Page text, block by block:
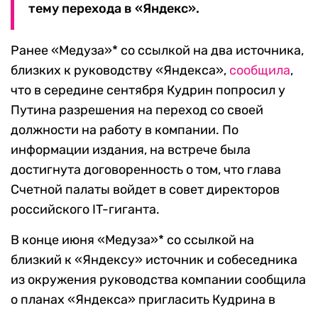
тему перехода в «Яндекс».
Ранее «Медуза»* со ссылкой на два источника,
близких к руководству «Яндекса», сообщила,
что в середине сентября Кудрин попросил у
Путина разрешения на переход со своей
должности на работу в компании. По
информации издания, на встрече была
достигнута договоренность о том, что глава
Счетной палаты войдет в совет директоров
российского IT-гиганта.
В конце июня «Медуза»* со ссылкой на
близкий к «Яндексу» источник и собеседника
из окружения руководства компании сообщила
о планах «Яндекса» пригласить Кудрина в